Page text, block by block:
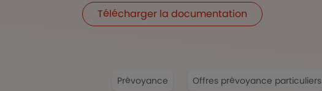
Télécharger la documentation
Prévoyance Offres prévoyance particuliers